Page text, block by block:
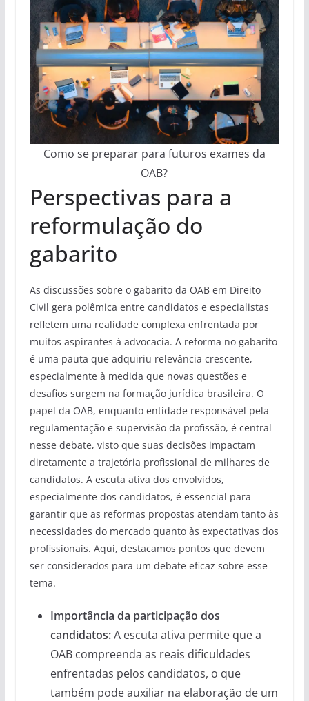
Como se preparar para futuros exames da
OAB?
Perspectivas para a
reformulação do
gabarito
As discussões sobre o gabarito da OAB em Direito
Civil gera polêmica entre candidatos e especialistas
refletem uma realidade complexa enfrentada por
muitos aspirantes à advocacia. A reforma no gabarito
é uma pauta que adquiriu relevância crescente,
especialmente à medida que novas questões e
desafios surgem na formação jurídica brasileira. O
papel da OAB, enquanto entidade responsável pela
regulamentação e supervisão da profissão, é central
nesse debate, visto que suas decisões impactam
diretamente a trajetória profissional de milhares de
candidatos. A escuta ativa dos envolvidos,
especialmente dos candidatos, é essencial para
garantir que as reformas propostas atendam tanto às
necessidades do mercado quanto às expectativas dos
profissionais. Aqui, destacamos pontos que devem
ser considerados para um debate eficaz sobre esse
tema.
Importância da participação dos
candidatos:A escuta ativa permite que a
OAB compreenda as reais dificuldades
enfrentadas pelos candidatos, o que
também pode auxiliar na elaboração de um